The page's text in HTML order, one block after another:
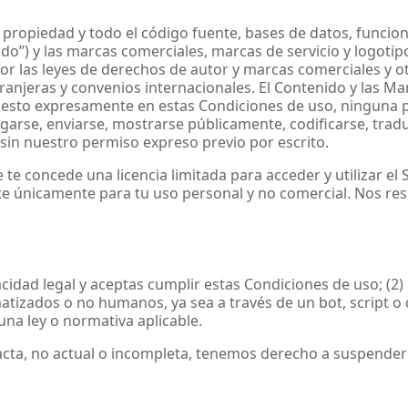
y todo el código fuente, bases de datos,
y las marcas comerciales, marcas de servicio y
las leyes de derechos de autor y marcas comerciales y
y convenios internacionales. El Contenido y las
expresamente en estas Condiciones de uso,
enviarse, mostrarse públicamente, codificarse,
nuestro permiso expreso previo por escrito.
concede una licencia limitada para acceder y utilizar
únicamente para tu uso personal y no comercial. Nos
legal y aceptas cumplir estas Condiciones de uso;
o no humanos, ya sea a través de un bot, script
ley o normativa aplicable.
no actual o incompleta, tenemos derecho a